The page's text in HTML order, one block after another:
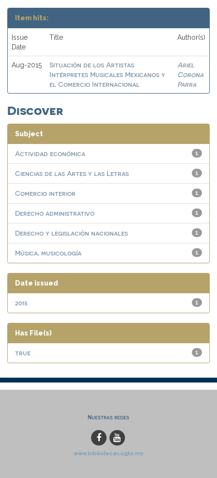
Item hits:
Issue
Date
Title Author(s)
Aug-2015
Situación de los Artistas
Intérpretes Musicales Mexicanos y
el Comercio Internacional
Ariel
Corona
Parra
Discover
Subject
1
Actividad económica
1
Ciencias de las Artes y las Letras
1
Comercio interior
1
Derecho administrativo
1
Derecho y legislación nacionales
1
Música, musicología
Date issued
1
2015
Has File(s)
1
true
Nuestras redes
www.bibliotecas.ugto.mx